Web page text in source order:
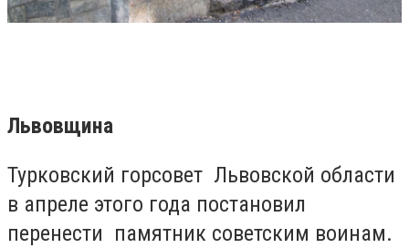
Львовщина
Турковский горсовет Львовской области
в апреле этого года постановил
перенести памятник советским воинам.